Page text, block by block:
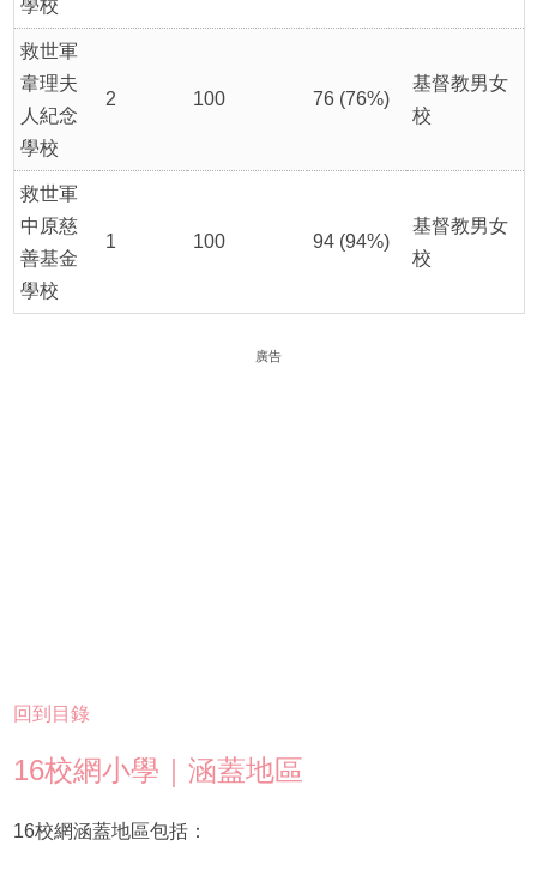
學校
救世軍
韋理夫
人紀念
學校
2 100 76 (76%)
基督教男女
校
救世軍
中原慈
善基金
學校
1 100 94 (94%)
基督教男女
校
廣告
回到目錄
16校網小學｜涵蓋地區
16校網涵蓋地區包括：